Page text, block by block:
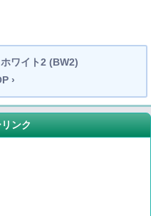
ワイト2 (BW2)
›
ンク